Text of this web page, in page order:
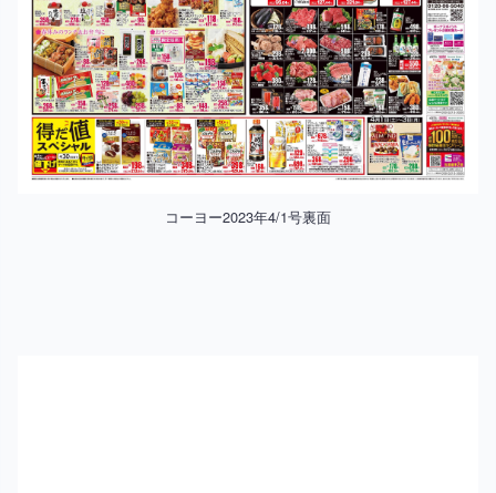
コーヨー2023年4/1号裏面